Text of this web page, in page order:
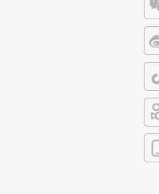
微
微
抖
快